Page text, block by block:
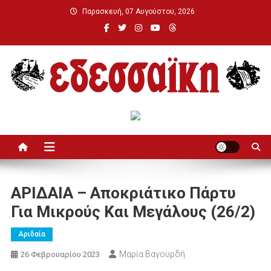
Παρασκευή, 07 Αυγούστου, 2026
ΑΡΙΔΑΙΑ – Αποκριάτικο Πάρτυ
Για Μικρούς Και Μεγάλους (26/2)
Αριδαία
26 Φεβρουαρίου 2023 Μαρία Βαγουρδή